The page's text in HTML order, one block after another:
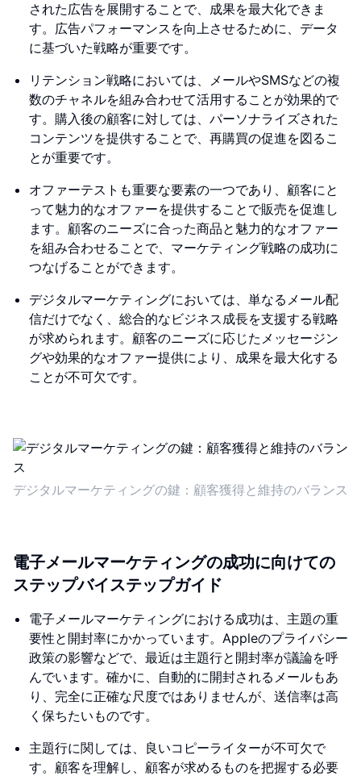
された広告を展開することで、成果を最大化できま
す。広告パフォーマンスを向上させるために、データ
に基づいた戦略が重要です。
リテンション戦略においては、メールやSMSなどの複
数のチャネルを組み合わせて活用することが効果的で
す。購入後の顧客に対しては、パーソナライズされた
コンテンツを提供することで、再購買の促進を図るこ
とが重要です。
オファーテストも重要な要素の一つであり、顧客にと
って魅力的なオファーを提供することで販売を促進し
ます。顧客のニーズに合った商品と魅力的なオファー
を組み合わせることで、マーケティング戦略の成功に
つなげることができます。
デジタルマーケティングにおいては、単なるメール配
信だけでなく、総合的なビジネス成長を支援する戦略
が求められます。顧客のニーズに応じたメッセージン
グや効果的なオファー提供により、成果を最大化する
ことが不可欠です。
デジタルマーケティングの鍵：顧客獲得と維持のバランス
電子メールマーケティングの成功に向けての
ステップバイステップガイド
電子メールマーケティングにおける成功は、主題の重
要性と開封率にかかっています。Appleのプライバシー
政策の影響などで、最近は主題行と開封率が議論を呼
んでいます。確かに、自動的に開封されるメールもあ
り、完全に正確な尺度ではありませんが、送信率は高
く保ちたいものです。
主題行に関しては、良いコピーライターが不可欠で
す。顧客を理解し、顧客が求めるものを把握する必要